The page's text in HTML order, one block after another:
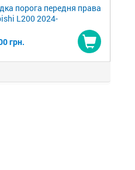
порога передня права
L200 2024-
грн.
Купити